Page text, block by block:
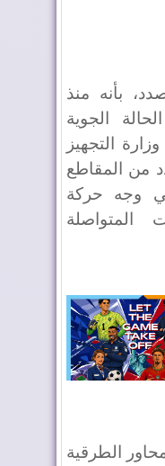
بأنه منذ
الجوية
التجهيز
من المقاطع
في وجه حركة
المتواصلة
الطرقية